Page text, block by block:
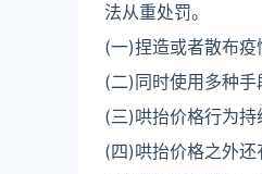
法从重处罚。
(一)捏造或者散布
(二)同时使用多种
(三)哄抬价格行为
(四)哄抬价格之外